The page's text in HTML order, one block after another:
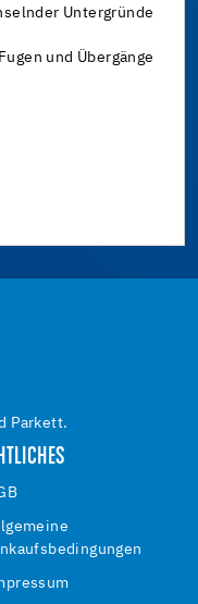
Untergründe
und Übergänge
Parkett.